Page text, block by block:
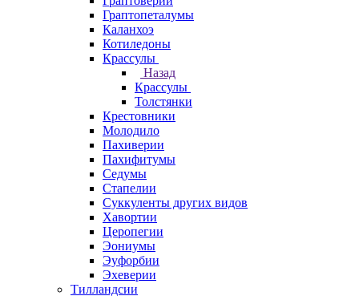
Граптопеталумы
Каланхоэ
Котиледоны
Крассулы
Назад
Крассулы
Толстянки
Крестовники
Молодило
Пахиверии
Пахифитумы
Седумы
Стапелии
Суккуленты других видов
Хавортии
Церопегии
Эониумы
Эуфорбии
Эхеверии
Тилландсии